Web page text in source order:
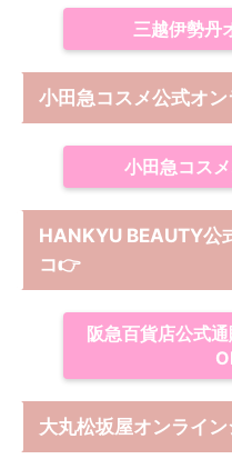
三越伊勢丹
小田急コスメ公式オ
小田急コス
HANKYU BEAUTY公
コ👉
阪急百貨店公式
大丸松坂屋オンライ